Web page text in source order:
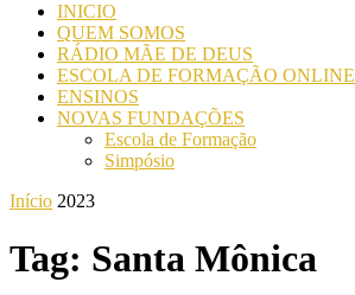
INICIO
QUEM SOMOS
RÁDIO MÃE DE DEUS
ESCOLA DE FORMAÇÃO ONLINE
ENSINOS
NOVAS FUNDAÇÕES
Escola de Formação
Simpósio
Início 2023
Tag: Santa Mônica